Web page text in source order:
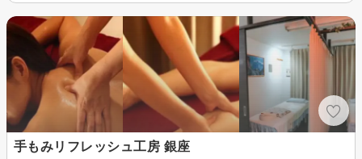
手もみリフレッシュ工房 銀座